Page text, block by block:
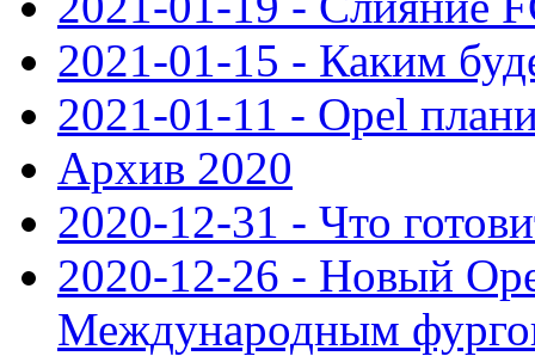
2021-01-15 - Каким
2021-01-11 - Opel
Архив 2020
2020-12-31 - Что
2020-12-26 - Новый
Международным